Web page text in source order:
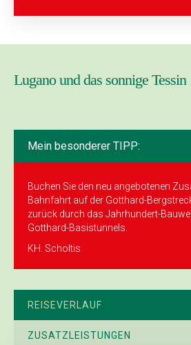
Lugano und das sonnige Tessin
Mein besonderer TIPP:
Buchen Sie den neu angebotenen
Bahnfahrt auf der Gotthard-
zurück durch das Jahrhundert-
Gotthard-Basistunnels.
KH. Scholtis
REISEVERLAUF
ZUSATZLEISTUNGEN